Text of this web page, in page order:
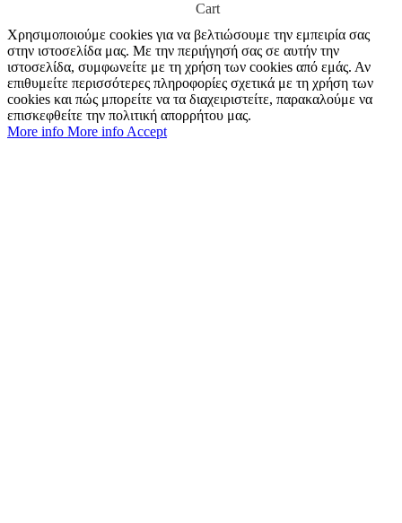
Cart
Χρησιμοποιούμε cookies για να βελτιώσουμε την εμπειρία σας
στην ιστοσελίδα μας. Με την περιήγησή σας σε αυτήν την
ιστοσελίδα, συμφωνείτε με τη χρήση των cookies από εμάς. Αν
επιθυμείτε περισσότερες πληροφορίες σχετικά με τη χρήση των
cookies και πώς μπορείτε να τα διαχειριστείτε, παρακαλούμε να
επισκεφθείτε την πολιτική απορρήτου μας.
More info More info Accept